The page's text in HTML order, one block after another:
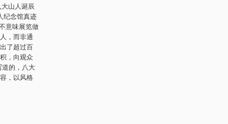
山人诞辰
纪念馆真迹
意味展览做
，而非通
了超过百
，向观众
的，八大
，以风格